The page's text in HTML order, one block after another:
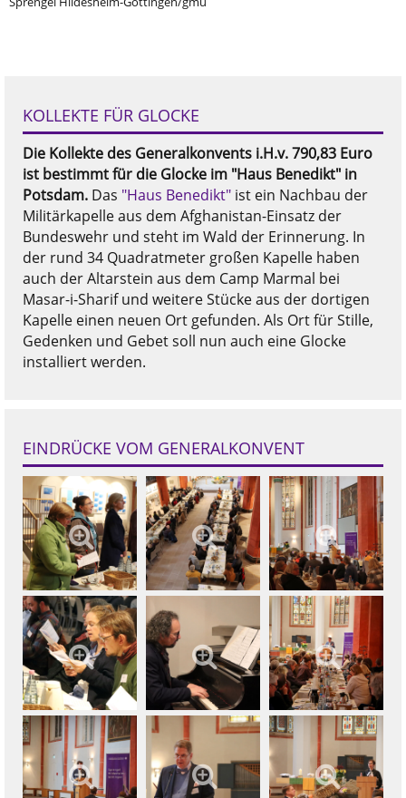
KOLLEKTE FÜR GLOCKE
Die Kollekte des Generalkonvents i.H.v. 790,83 Euro
ist bestimmt für die Glocke im "Haus Benedikt" in
Potsdam. Das "Haus Benedikt" ist ein Nachbau der
Militärkapelle aus dem Afghanistan-Einsatz der
Bundeswehr und steht im Wald der Erinnerung. In
der rund 34 Quadratmeter großen Kapelle haben
auch der Altarstein aus dem Camp Marmal bei
Masar-i-Sharif und weitere Stücke aus der dortigen
Kapelle einen neuen Ort gefunden. Als Ort für Stille,
Gedenken und Gebet soll nun auch eine Glocke
installiert werden.
EINDRÜCKE VOM GENERALKONVENT